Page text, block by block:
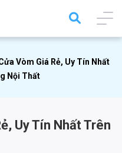
Vòm Giá Rẻ, Uy Tín Nhất
Nội Thất
Uy Tín Nhất Trên